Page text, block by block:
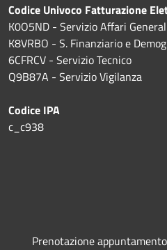
Codice Univoco Fatturazione
K0O5ND - Servizio Affari
K8VRBO - S. Finanziario e
6CFRCV - Servizio Tecnico
Q9B87A - Servizio Vigilanza
Codice IPA
c_c938
Prenotazione appuntamento